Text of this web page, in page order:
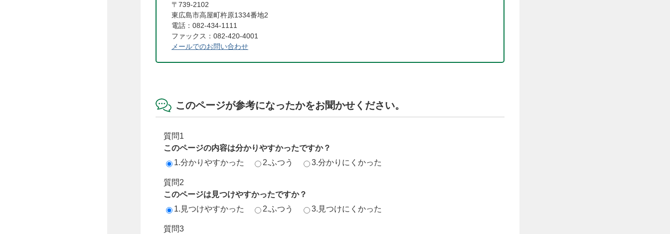
〒739-2102
東広島市高屋町杵原1334番地2
電話：082-434-1111
ファックス：082-420-4001
メールでのお問い合わせ
このページが参考になったかをお聞かせください。
質問1
このページの内容は分かりやすかったですか？
1.分かりやすかった
2.ふつう 3.分かりにくかった
質問2
このページは見つけやすかったですか？
1.見つけやすかった
2.ふつう 3.見つけにくかった
質問3